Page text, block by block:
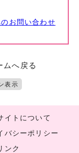
お問い合わせ
ムへ戻る
表示
イトについて
バシーポリシー
ンク